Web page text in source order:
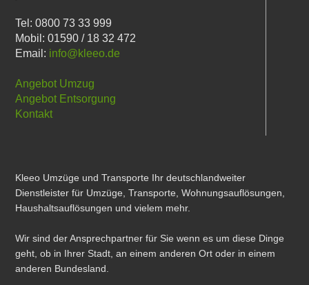
Tel: 0800 73 33 999
Mobil: 01590 / 18 32 472
Email: info@kleeo.de
Angebot Umzug
Angebot Entsorgung
Kontakt
Kleeo Umzüge und Transporte Ihr deutschlandweiter
Dienstleister für Umzüge, Transporte, Wohnungsauflösungen,
Haushaltsauflösungen und vielem mehr.
Wir sind der Ansprechpartner für Sie wenn es um diese Dinge
geht, ob in Ihrer Stadt, an einem anderen Ort oder in einem
anderen Bundesland.